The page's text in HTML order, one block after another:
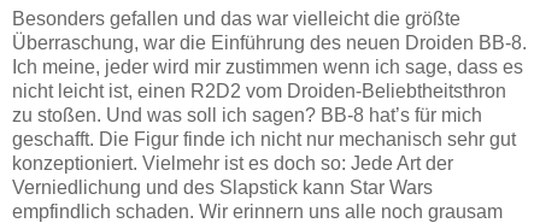
Besonders gefallen und das war vielleicht die größte
Überraschung, war die Einführung des neuen Droiden BB-8.
Ich meine, jeder wird mir zustimmen wenn ich sage, dass es
nicht leicht ist, einen R2D2 vom Droiden-Beliebtheitsthron
zu stoßen. Und was soll ich sagen? BB-8 hat’s für mich
geschafft. Die Figur finde ich nicht nur mechanisch sehr gut
konzeptioniert. Vielmehr ist es doch so: Jede Art der
Verniedlichung und des Slapstick kann Star Wars
empfindlich schaden. Wir erinnern uns alle noch grausam